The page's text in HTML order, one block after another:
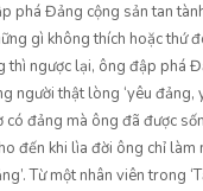
phá Đảng cộng sản tan
gì không thích hoặc thứ
thì ngược lại, ông đập phá
người thật lòng ‘yêu đảng,
có đảng mà ông đã được
đến khi lìa đời ông chỉ
Từ một nhân viên trong